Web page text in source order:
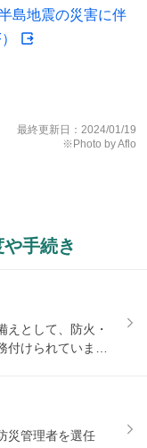
島地震の災害に伴
最終更新日： 2024/01/19
※Photo by Aflo
手続き
えとして、防火・
付けられていま
災管理者を選任